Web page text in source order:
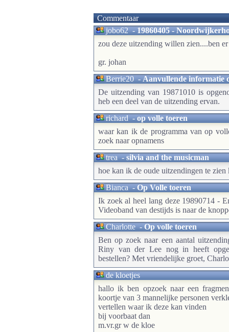
Commentaar
jobo62-19860405 -
zou deze uitzending willen zien....ben
gr. johan
Berrie20-Aanvullende informatie
De uitzending van 19871010 is
heb een deel van de uitzending ervan.
richard-op volle toeren
waar kan ik de programma van op
zoek naar opnamens
trea-silvia and the musicman
hoe kan ik de oude uitzendingen te
Bianca-Op Volle toeren
Ik zoek al heel lang deze 19890714 -
Videoband van destijds is naar de
Charlotte-Op volle toeren
Ben op zoek naar een aantal
Riny van der Lee nog in heeft
bestellen? Met vriendelijke groet,
de kloetjes
hallo ik ben opzoek naar een
koortje van 3 mannelijke personen
vertellen waar ik deze kan vinden
bij voorbaat dan
m.vr.gr w de kloe